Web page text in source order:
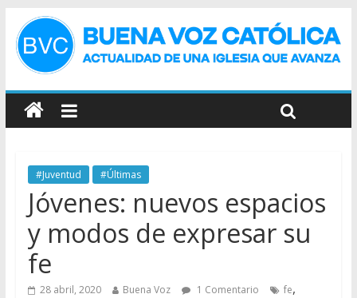
#Juventud #Últimas
Jóvenes: nuevos espacios
y modos de expresar su
fe
28 abril, 2020 Buena Voz 1 Comentario fe,